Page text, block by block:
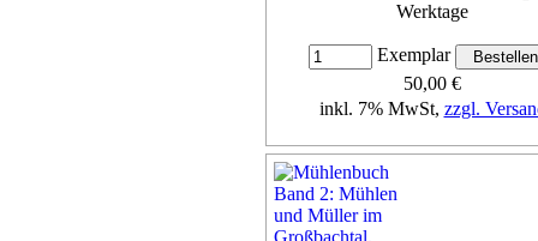
Werktage
Exemplar
50,00 €
inkl. 7% MwSt, zzgl.
Details...